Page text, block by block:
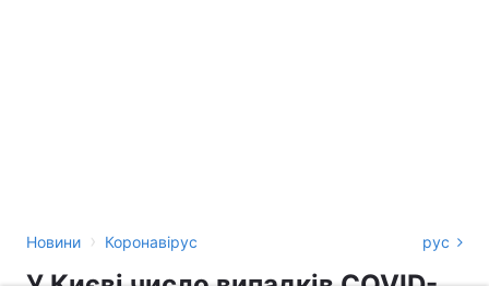
Новини › Коронавірус рус